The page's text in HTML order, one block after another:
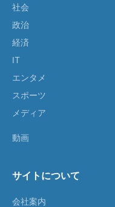
社会
政治
経済
IT
エンタメ
スポーツ
メディア
動画
サイトについて
会社案内